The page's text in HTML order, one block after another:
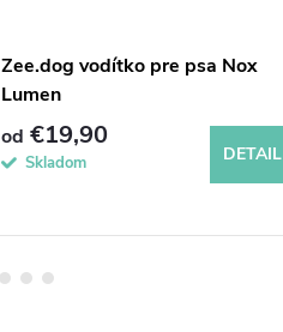
Zee.dog vodítko pre psa Nox
Lumen
od €19,90
Skladom DETAIL